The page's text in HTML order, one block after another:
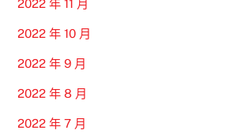
2022 年 11 月
2022 年 10 月
2022 年 9 月
2022 年 8 月
2022 年 7 月